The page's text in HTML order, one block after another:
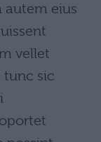
autem eius
vellet
tunc sic